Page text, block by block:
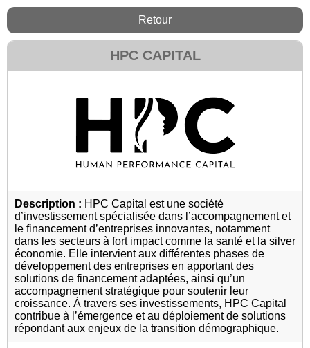
Retour
HPC CAPITAL
Description : HPC Capital est une société
d’investissement spécialisée dans l’accompagnement et
le financement d’entreprises innovantes, notamment
dans les secteurs à fort impact comme la santé et la silver
économie. Elle intervient aux différentes phases de
développement des entreprises en apportant des
solutions de financement adaptées, ainsi qu’un
accompagnement stratégique pour soutenir leur
croissance. À travers ses investissements, HPC Capital
contribue à l’émergence et au déploiement de solutions
répondant aux enjeux de la transition démographique.